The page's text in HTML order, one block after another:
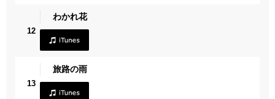
12
わかれ花
13
旅路の雨